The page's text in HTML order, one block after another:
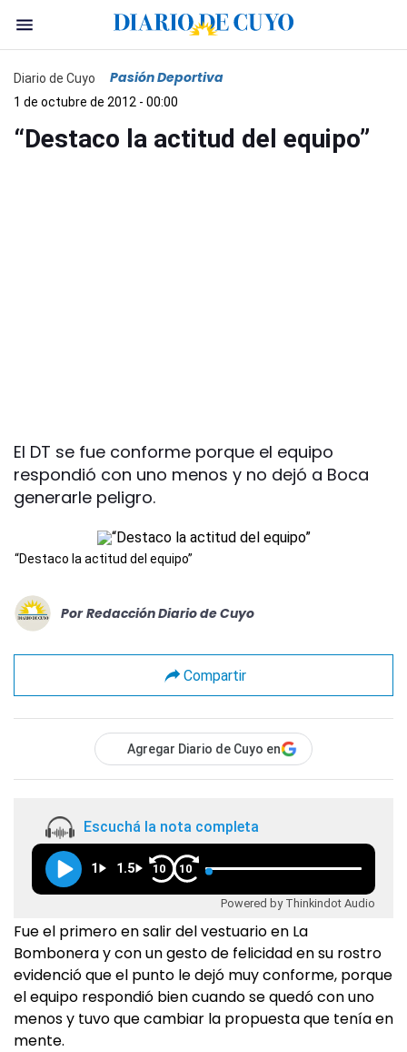
Diario de Cuyo Pasión Deportiva
1 de octubre de 2012 - 00:00
“Destaco la actitud del equipo”
El DT se fue conforme porque el equipo
respondió con uno menos y no dejó a Boca
generarle peligro.
“Destaco la actitud del equipo”
Por Redacción Diario de Cuyo
Compartir
Agregar Diario de Cuyo en
Escuchá la nota completa
1 1.5 10 10
Powered by Thinkindot Audio
Fue el primero en salir del vestuario en La
Bombonera y con un gesto de felicidad en su rostro
evidenció que el punto le dejó muy conforme, porque
el equipo respondió bien cuando se quedó con uno
menos y tuvo que cambiar la propuesta que tenía en
mente.